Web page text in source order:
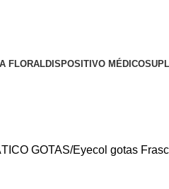
FLORALDISPOSITIVO MÉDICO
GOTAS Eyecol gotas